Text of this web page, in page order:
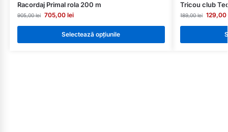
Racordaj Primal rola 200 m
905,00lei 705,00 lei
Selectează opțiunile
Tricou club
189,00lei 129,00